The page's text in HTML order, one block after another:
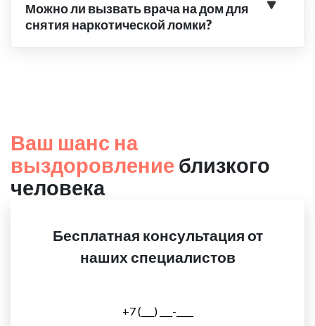
Можно ли вызвать врача на дом для
снятия наркотической ломки?
Ваш шанс на
выздоровление близкого
человека
Бесплатная консультация от
наших специалистов